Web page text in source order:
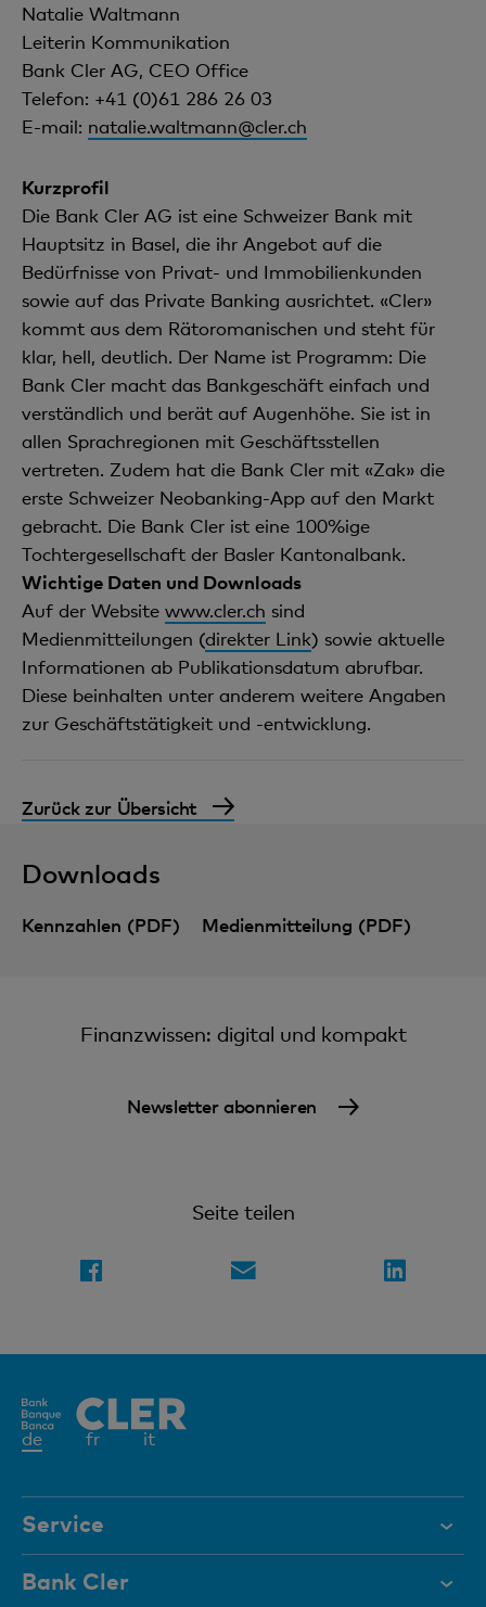
Natalie Waltmann
Leiterin Kommunikation
Bank Cler AG, CEO Office
Telefon: +41 (0)61 286 26 03
E-mail: natalie.waltmann@cler.ch
Kurzprofil
Die Bank Cler AG ist eine Schweizer Bank mit
Hauptsitz in Basel, die ihr Angebot auf die
Bedürfnisse von Privat- und Immobilienkunden
sowie auf das Private Banking ausrichtet. «Cler»
kommt aus dem Rätoromanischen und steht für
klar, hell, deutlich. Der Name ist Programm: Die
Bank Cler macht das Bankgeschäft einfach und
verständlich und berät auf Augenhöhe. Sie ist in
allen Sprachregionen mit Geschäftsstellen
vertreten. Zudem hat die Bank Cler mit «Zak» die
erste Schweizer Neobanking-App auf den Markt
gebracht. Die Bank Cler ist eine 100%ige
Tochtergesellschaft der Basler Kantonalbank.
Wichtige Daten und Downloads
Auf der Website www.cler.ch sind
Medienmitteilungen (direkter Link) sowie aktuelle
Informationen ab Publikationsdatum abrufbar.
Diese beinhalten unter anderem weitere Angaben
zur Geschäftstätigkeit und -entwicklung.
Zurück zur Übersicht
Downloads
Kennzahlen (PDF) Medienmitteilung (PDF)
Finanzwissen: digital und kompakt
Newsletter abonnieren
Seite teilen
deAktives
fr it
Service
Hilfe & Kontakt
Bank Cler